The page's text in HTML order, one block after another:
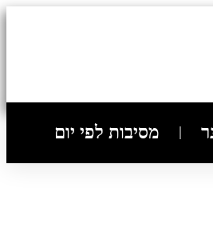
מסיבות לפי יום